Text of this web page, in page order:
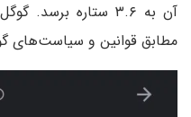
آن به ۳.۶ ستاره
مطابق قوانین و سیاست‌های